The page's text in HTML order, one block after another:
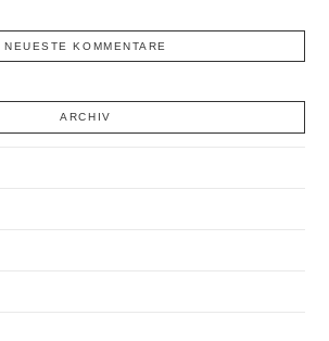
NEUESTE KOMMENTARE
ARCHIV